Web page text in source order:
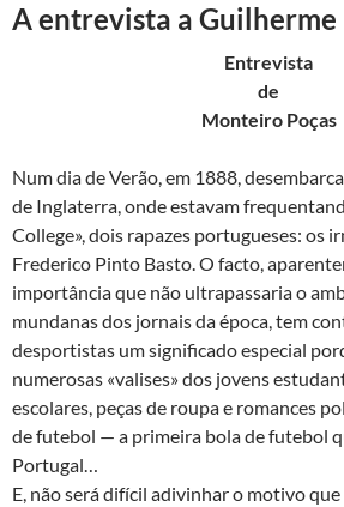
A entrevista a
Entrevista
de
Monteiro Poças
Num dia de Verão, em 1888,
de Inglaterra, onde estavam
College», dois rapazes portugueses: os
Frederico Pinto Basto. O facto,
importância que não ultrapassaria o
mundanas dos jornais da época, tem
desportistas um significado especial
numerosas «valises» dos jovens
escolares, peças de roupa e romances
de futebol — a primeira bola de futebol
Portugal…
E, não será difícil adivinhar o motivo